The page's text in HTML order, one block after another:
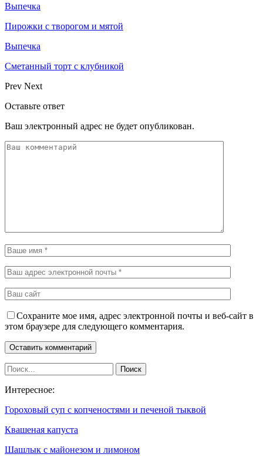
Выпечка
Пирожки с творогом и мятой
Выпечка
Сметанный торт с клубникой
Prev Next
Оставьте ответ
Ваш электронный адрес не будет опубликован.
Сохраните мое имя, адрес электронной почты и веб-сайт в
этом браузере для следующего комментария.
Интересное:
Гороховый суп с копченостями и печеной тыквой
Квашеная капуста
Шашлык с майонезом и лимоном